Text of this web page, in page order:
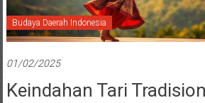
Budaya Daerah Indonesia
01/02/2025
Keindahan Tari